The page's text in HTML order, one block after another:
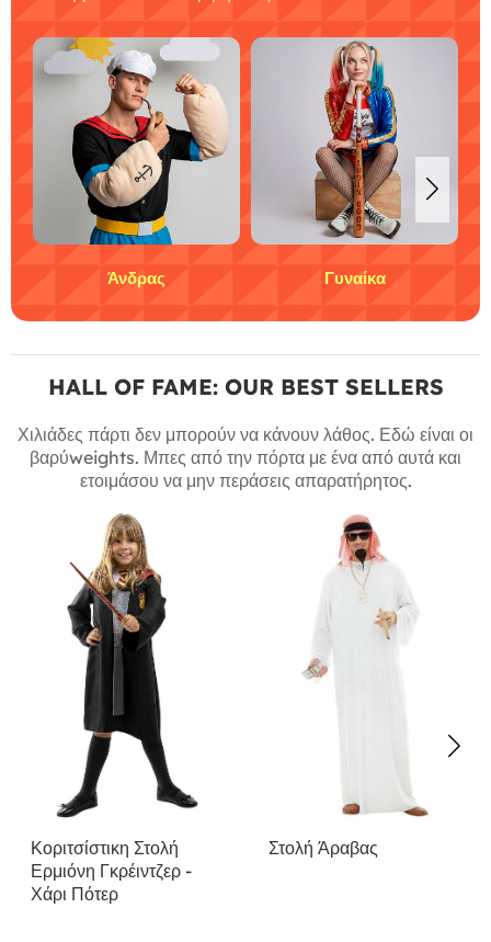
HALL OF FAME: OUR BEST SELLERS
Χιλιάδες πάρτι δεν μπορούν να κάνουν λάθος. Εδώ είναι οι
βαρύweights. Μπες από την πόρτα με ένα από αυτά και
Κοριτσίστικη Στολή
Ερμιόνη Γκρέιντζερ -
Χάρι Πότερ
Στολή Άραβας